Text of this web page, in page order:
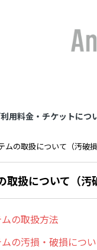
用料金・チケットにつ
ムの取扱について（汚破
取扱について（汚
の取扱方法
の汚損・破損につ